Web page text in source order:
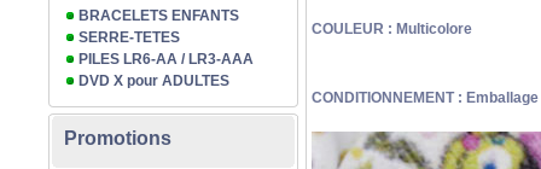
BRACELETS ENFANTS
SERRE-TETES
PILES LR6-AA / LR3-AAA
DVD X pour ADULTES
Promotions
COULEUR : Multicolore
CONDITIONNEMENT :